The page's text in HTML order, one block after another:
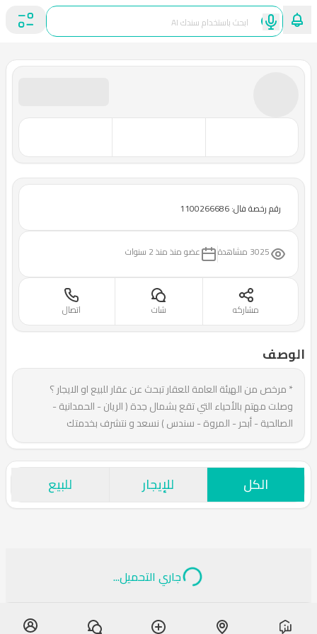
رقم رخصة فال: 1100266686
3025 مشاهدة عضو منذمنذ 2 سنوات
اتصال شات مشاركه
الوصف
* مرخص من الهيئة العامة للعقار تبحث عن عقار للبيع او الايجار ؟
وصلت مهتم بالأحياء التي تقع بشمال جدة ( الريان - الحمدانية -
الصالحية - أبحر - المروة - سندس ) نسعد و نتشرف بخدمتك
الكل للإيجار للبيع
جاري التحميل...